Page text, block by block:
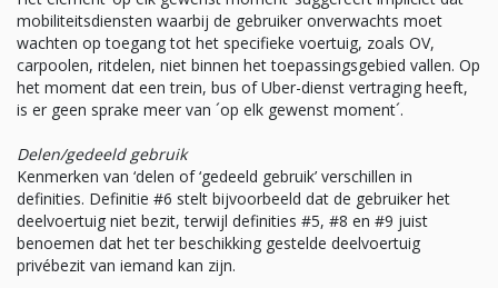
mobiliteitsdiensten waarbij de gebruiker onverwachts moet
wachten op toegang tot het specifieke voertuig, zoals OV,
carpoolen, ritdelen, niet binnen het toepassingsgebied vallen. Op
het moment dat een trein, bus of Uber-dienst vertraging heeft,
is er geen sprake meer van ´op elk gewenst moment´.
Delen/gedeeld gebruik
Kenmerken van ‘delen of ‘gedeeld gebruik’ verschillen in
definities. Definitie #6 stelt bijvoorbeeld dat de gebruiker het
deelvoertuig niet bezit, terwijl definities #5, #8 en #9 juist
benoemen dat het ter beschikking gestelde deelvoertuig
privébezit van iemand kan zijn.